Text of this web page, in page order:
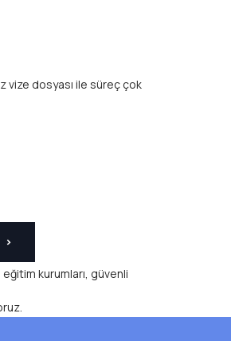
vize dosyası ile süreç çok
kurumları, güvenli
>